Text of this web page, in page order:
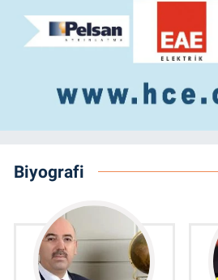
Biyografi